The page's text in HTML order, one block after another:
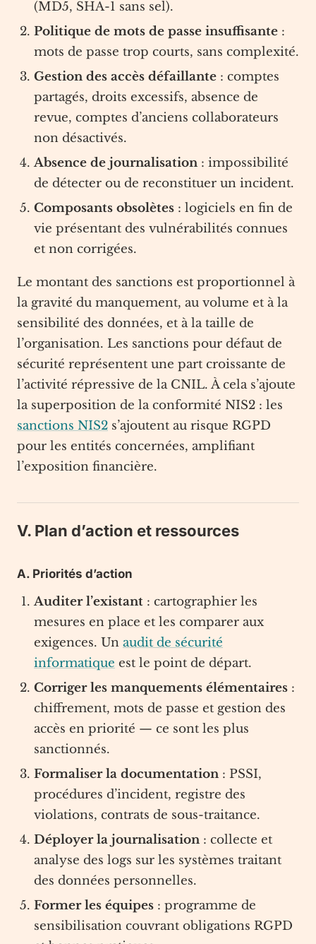
(MD5, SHA-1 sans sel).
Politique de mots de passe insuffisante :
mots de passe trop courts, sans complexité.
Gestion des accès défaillante : comptes
partagés, droits excessifs, absence de
revue, comptes d’anciens collaborateurs
non désactivés.
Absence de journalisation : impossibilité
de détecter ou de reconstituer un incident.
Composants obsolètes : logiciels en fin de
vie présentant des vulnérabilités connues
et non corrigées.
Le montant des sanctions est proportionnel à
la gravité du manquement, au volume et à la
sensibilité des données, et à la taille de
l’organisation. Les sanctions pour défaut de
sécurité représentent une part croissante de
l’activité répressive de la CNIL. À cela s’ajoute
la superposition de la conformité NIS2 : les
sanctions NIS2 s’ajoutent au risque RGPD
pour les entités concernées, amplifiant
l’exposition financière.
V. Plan d’action et ressources
A. Priorités d’action
Auditer l’existant : cartographier les
mesures en place et les comparer aux
exigences. Un audit de sécurité
informatique est le point de départ.
Corriger les manquements élémentaires :
chiffrement, mots de passe et gestion des
accès en priorité — ce sont les plus
sanctionnés.
Formaliser la documentation : PSSI,
procédures d’incident, registre des
violations, contrats de sous-traitance.
Déployer la journalisation : collecte et
analyse des logs sur les systèmes traitant
des données personnelles.
Former les équipes : programme de
sensibilisation couvrant obligations RGPD